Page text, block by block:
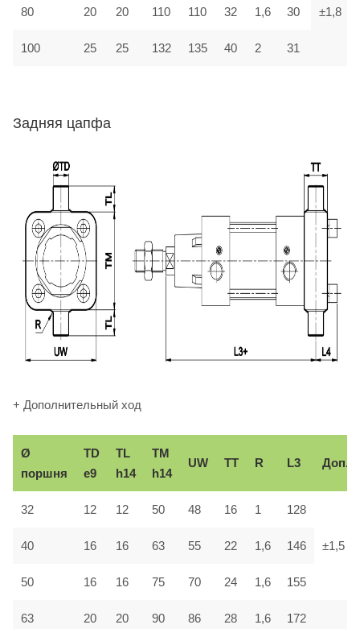
±1,8
80 20 20 110 110 32 1,6 30
100 25 25 132 135 40 2 31
Задняя цапфа
+ Дополнительный ход
Ø
поршня
TD
e9
TL
h14
TM
h14
UW TT R L3 Доп.
32 12 12 50 48 16 1 128
±1,5
40 16 16 63 55 22 1,6 146
50 16 16 75 70 24 1,6 155
63 20 20 90 86 28 1,6 172